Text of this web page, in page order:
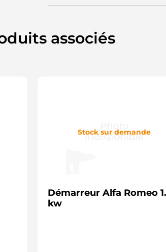
associés
Stock sur demande
Démarreur Alfa Romeo
kw